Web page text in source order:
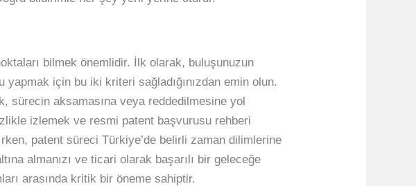
bilmek önemlidir. İlk olarak, buluşunuzun
için bu iki kriteri sağladığınızdan emin olun.
sürecin aksamasına veya reddedilmesine yol
izlemek ve resmi patent başvurusu rehberi
patent süreci Türkiye’de belirli zaman dilimlerine
almanızı ve ticari olarak başarılı bir geleceğe
arasında kritik bir öneme sahiptir.